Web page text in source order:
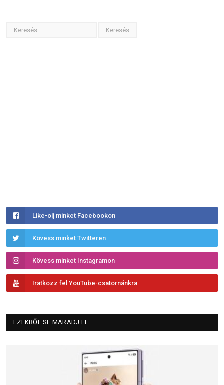
Like-olj minket Facebookon
Kövess minket Twitteren
Kövess minket Instagramon
Iratkozz fel YouTube-csatornánkra
EZEKRŐL SE MARADJ LE